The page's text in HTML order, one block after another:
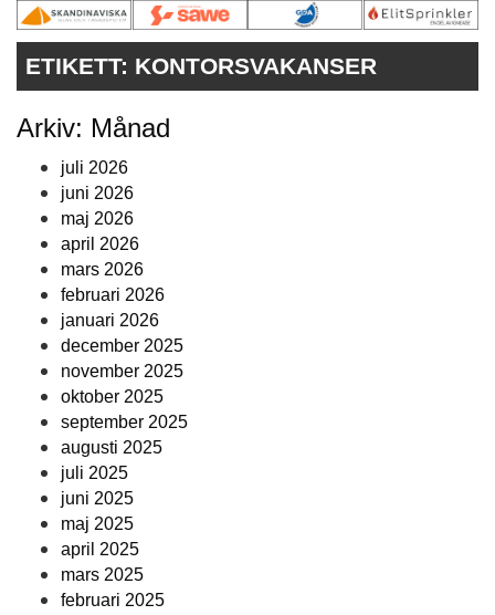
ANNONSERA
KONTAKT
ETIKETT: KONTORSVAKANSER
Arkiv: Månad
juli 2026
juni 2026
maj 2026
april 2026
mars 2026
februari 2026
januari 2026
december 2025
november 2025
oktober 2025
september 2025
augusti 2025
juli 2025
juni 2025
maj 2025
april 2025
mars 2025
februari 2025